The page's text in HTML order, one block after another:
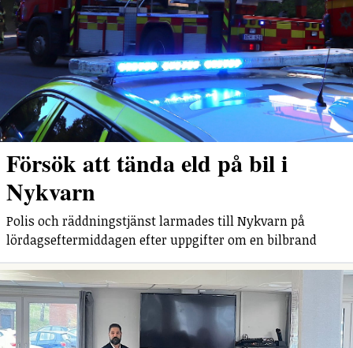
Försök att tända eld på bil i
Nykvarn
Polis och räddningstjänst larmades till Nykvarn på
lördagseftermiddagen efter uppgifter om en bilbrand